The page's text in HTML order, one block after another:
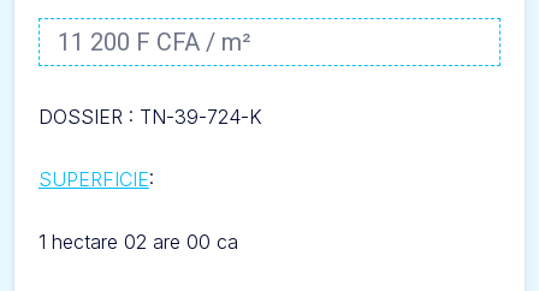
11 200 F CFA / m²
DOSSIER : TN-39-724-K
SUPERFICIE:
1 hectare 02 are 00 ca